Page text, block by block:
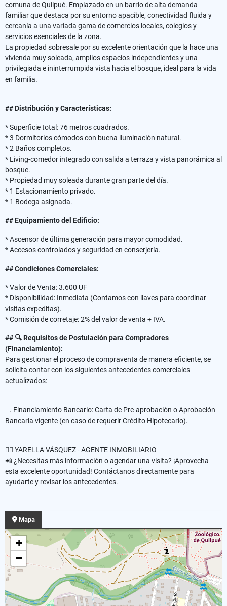
comuna de Quilpué. Emplazado en un barrio de alta demanda
familiar que destaca por su entorno apacible, conectividad fluida y
cercanía a una variada gama de comercios locales, colegios y
servicios esenciales de la zona.
La propiedad sobresale por su excelente orientación que la hace una
vivienda muy soleada, amplios espacios independientes y una
privilegiada e ininterrumpida vista hacia el bosque, ideal para la vida
en familia.
## Distribución y Características:
* Superficie total: 76 metros cuadrados.
* 3 Dormitorios cómodos con buena iluminación natural.
* 2 Baños completos.
* Living-comedor integrado con salida a terraza y vista panorámica al
bosque.
* Propiedad muy soleada durante gran parte del día.
* 1 Estacionamiento privado.
* 1 Bodega asignada.
## Equipamiento del Edificio:
* Ascensor de última generación para mayor comodidad.
* Accesos controlados y seguridad en conserjería.
## Condiciones Comerciales:
* Valor de Venta: 3.600 UF
* Disponibilidad: Inmediata (Contamos con llaves para coordinar
visitas expeditas).
* Comisión de corretaje: 2% del valor de venta + IVA.
## 🔍 Requisitos de Postulación para Compradores
(Financiamiento):
Para gestionar el proceso de compraventa de manera eficiente, se
solicita contar con los siguientes antecedentes comerciales
actualizados:
. Financiamiento Bancario: Carta de Pre-aprobación o Aprobación
Bancaria vigente (en caso de requerir Crédito Hipotecario).
✍🏻 YARELLA VÁSQUEZ - AGENTE INMOBILIARIO
📲 ¿Necesitas más información o agendar una visita? ¡Aprovecha
esta excelente oportunidad! Contáctanos directamente para
ayudarte y revisar los antecedentes.
Mapa
+
−